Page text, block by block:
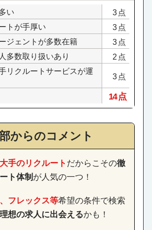
い
3点
トが手厚い
3点
ジェントが多数在籍
3点
多数取り扱いあり
2点
リクルートサービスが運
3点
14 点
からのコメント
手のリクルートだからこその徹
ト体制 が人気の一つ！
フレックス等希望の条件で検索
理想の求人に出会えるかも！